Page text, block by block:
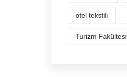
otel tekstili
Turizm Fakültesi